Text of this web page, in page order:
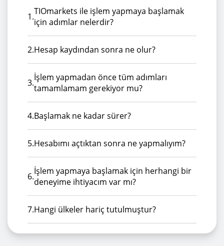
1.TIOmarkets ile işlem yapmaya başlamak
için adımlar nelerdir?
2.Hesap kaydından sonra ne olur?
3.İşlem yapmadan önce tüm adımları
tamamlamam gerekiyor mu?
4.Başlamak ne kadar sürer?
5.Hesabımı açtıktan sonra ne yapmalıyım?
6.İşlem yapmaya başlamak için herhangi bir
deneyime ihtiyacım var mı?
7.Hangi ülkeler hariç tutulmuştur?